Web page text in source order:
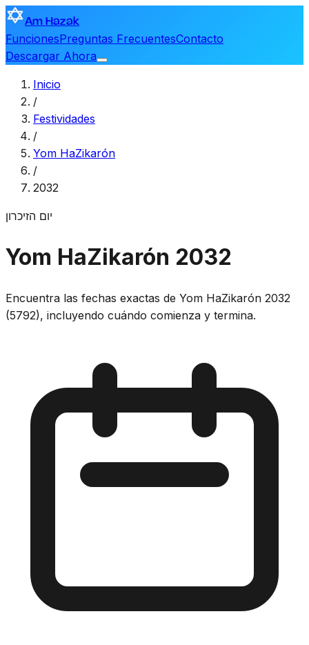
Am Hazak
FuncionesPreguntas FrecuentesContacto
Descargar Ahora
Inicio
/
Festividades
/
Yom HaZikarón
/
2032
יום הזיכרון
Yom HaZikarón 2032
Encuentra las fechas exactas de Yom HaZikarón 2032
(5792), incluyendo cuándo comienza y termina.